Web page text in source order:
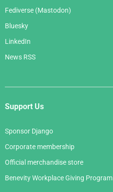
Fediverse (Mastodon)
Bluesky
LinkedIn
News RSS
Support Us
Sponsor Django
Corporate membership
Official merchandise store
Benevity Workplace Giving Program